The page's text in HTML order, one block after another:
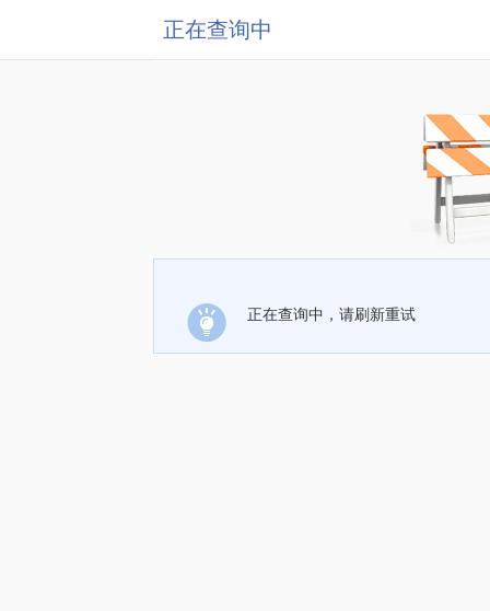
正在查询中
正在查询中，请刷新重试